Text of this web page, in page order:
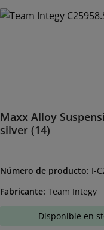
Maxx Alloy
silver (14)
Número de producto: I-
Fabricante: Team Integy
Disponible en